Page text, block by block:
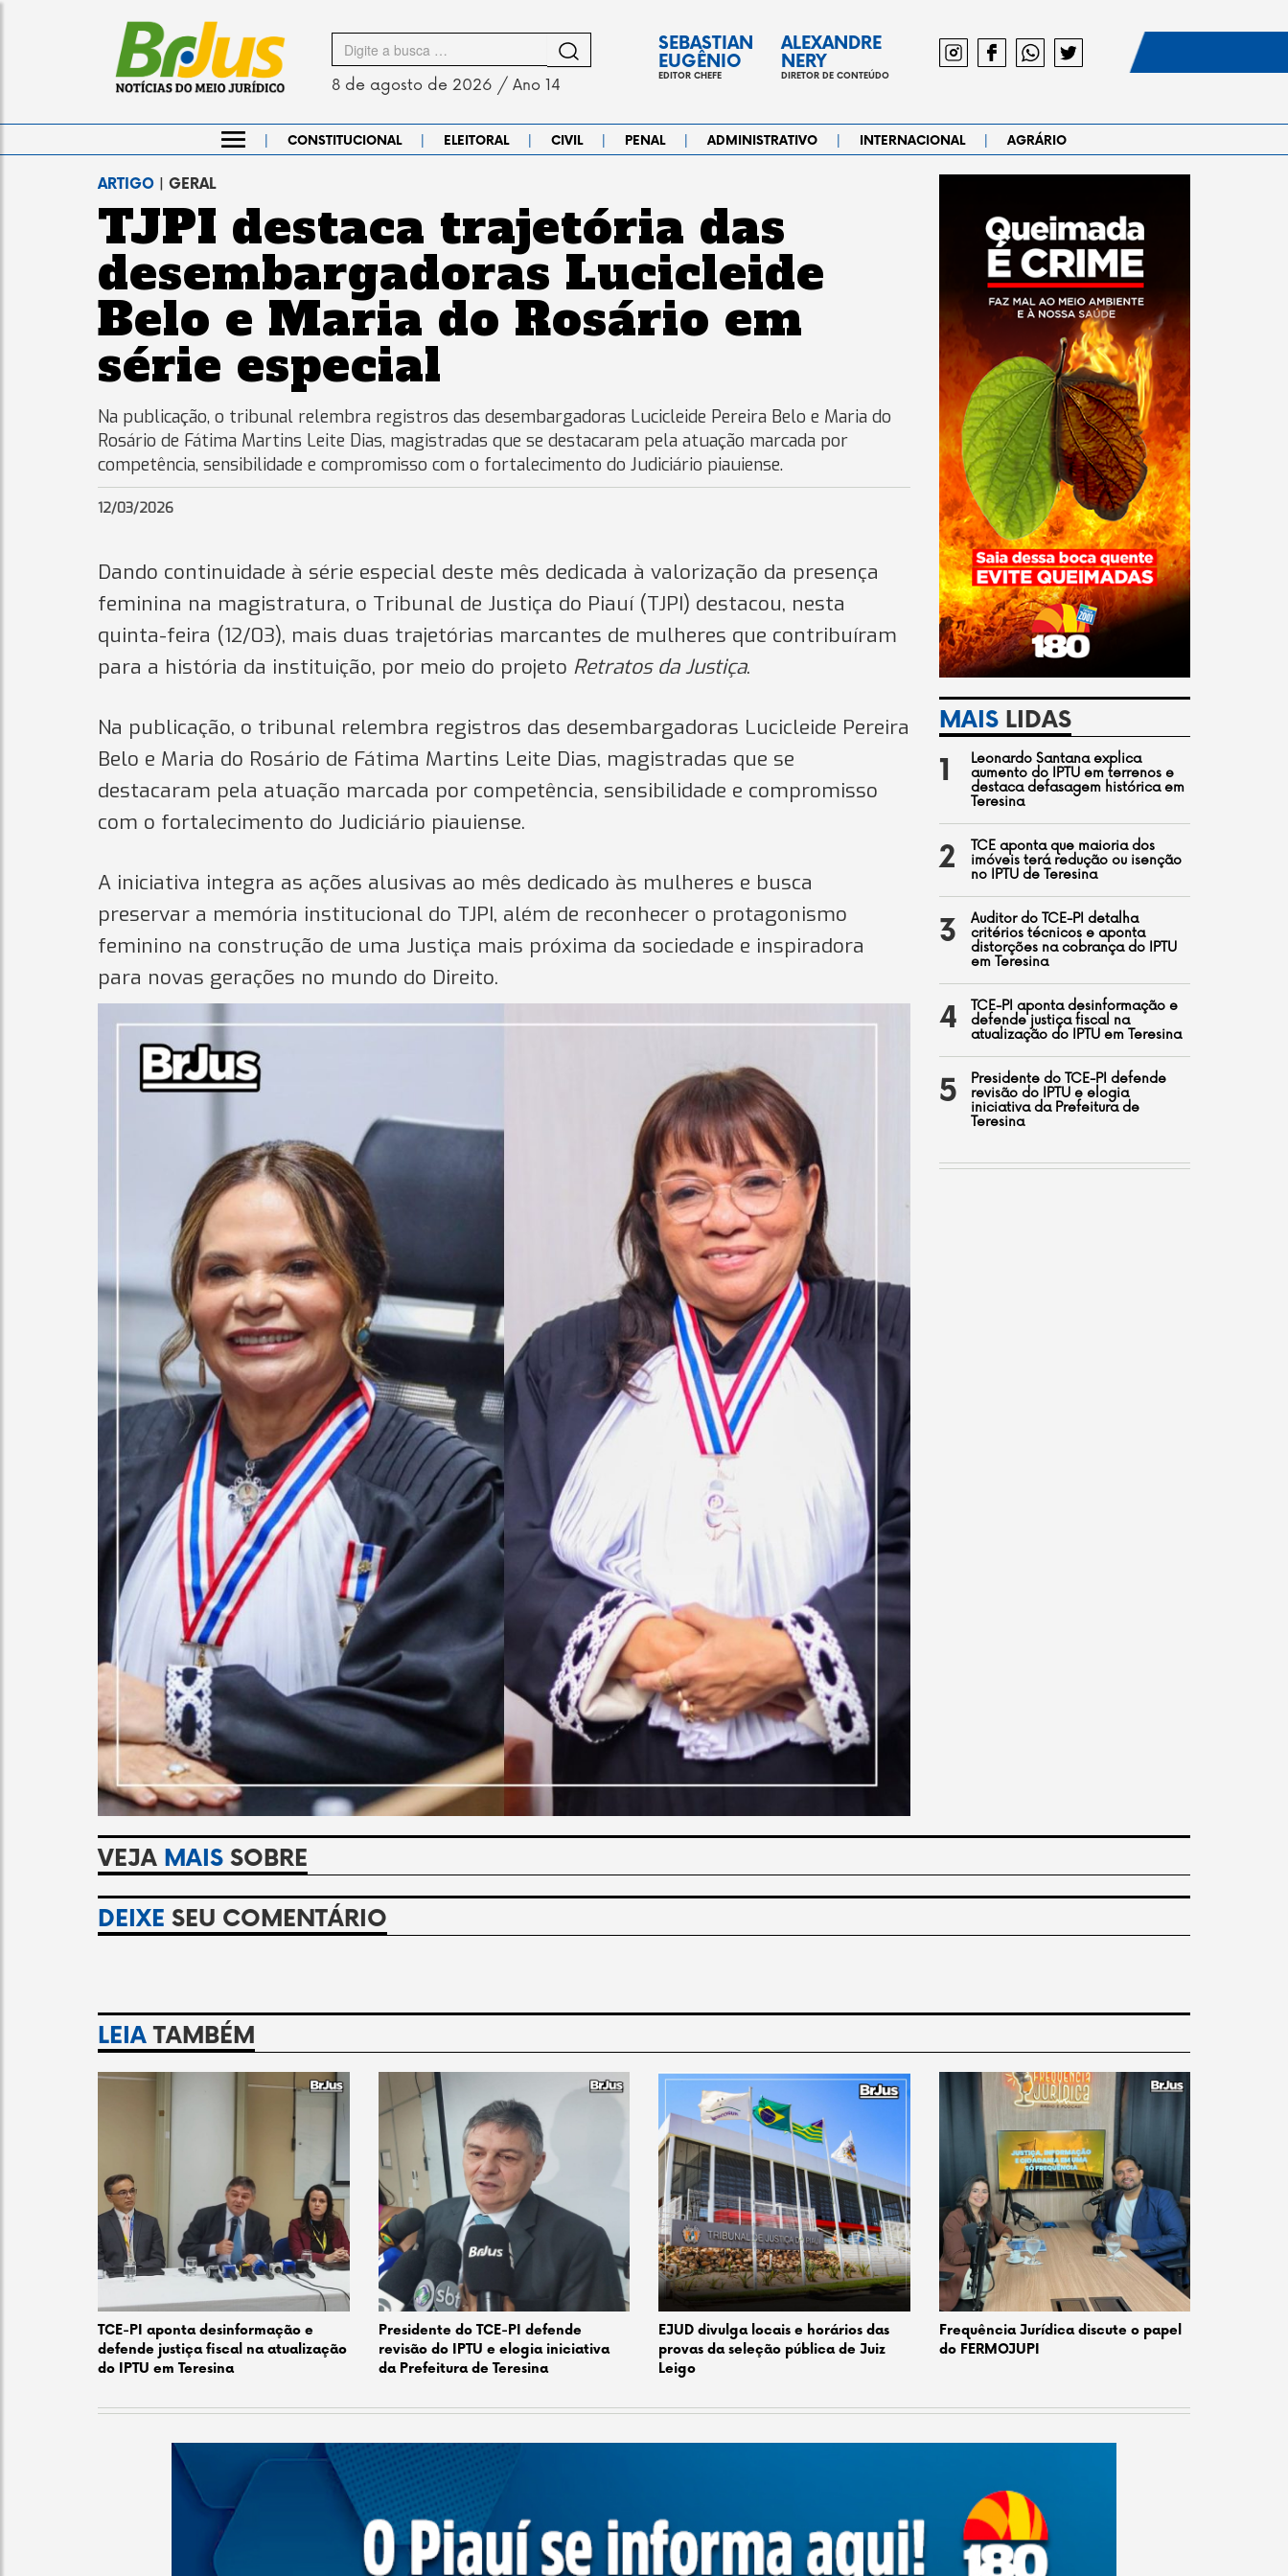
Search
for
8 de agosto de 2026 / Ano 14
SEBASTIAN
EUGÊNIO
EDITOR CHEFE
ALEXANDRE
NERY
DIRETOR DE CONTEÚDO
| CONSTITUCIONAL | ELEITORAL | CIVIL | PENAL | ADMINISTRATIVO | INTERNACIONAL | AGRÁRIO
ARTIGO | GERAL
TJPI destaca trajetória das
desembargadoras Lucicleide
Belo e Maria do Rosário em
série especial
Na publicação, o tribunal relembra registros das desembargadoras Lucicleide Pereira Belo e Maria do
Rosário de Fátima Martins Leite Dias, magistradas que se destacaram pela atuação marcada por
competência, sensibilidade e compromisso com o fortalecimento do Judiciário piauiense.
12/03/2026
Dando continuidade à série especial deste mês dedicada à valorização da presença
feminina na magistratura, o Tribunal de Justiça do Piauí (TJPI) destacou, nesta
quinta-feira (12/03), mais duas trajetórias marcantes de mulheres que contribuíram
para a história da instituição, por meio do projeto Retratos da Justiça.
Na publicação, o tribunal relembra registros das desembargadoras Lucicleide Pereira
Belo e Maria do Rosário de Fátima Martins Leite Dias, magistradas que se
destacaram pela atuação marcada por competência, sensibilidade e compromisso
com o fortalecimento do Judiciário piauiense.
A iniciativa integra as ações alusivas ao mês dedicado às mulheres e busca
preservar a memória institucional do TJPI, além de reconhecer o protagonismo
feminino na construção de uma Justiça mais próxima da sociedade e inspiradora
para novas gerações no mundo do Direito.
MAISLIDAS
1
Leonardo Santana explica
aumento do IPTU em terrenos e
destaca defasagem histórica em
Teresina
2
TCE aponta que maioria dos
imóveis terá redução ou isenção
no IPTU de Teresina
3
Auditor do TCE-PI detalha
critérios técnicos e aponta
distorções na cobrança do IPTU
em Teresina
4
TCE-PI aponta desinformação e
defende justiça fiscal na
atualização do IPTU em Teresina
5
Presidente do TCE-PI defende
revisão do IPTU e elogia
iniciativa da Prefeitura de
Teresina
VEJA MAIS SOBRE
DEIXE SEU COMENTÁRIO
LEIA TAMBÉM
TCE-PI aponta desinformação e
defende justiça fiscal na atualização
do IPTU em Teresina
Presidente do TCE-PI defende
revisão do IPTU e elogia iniciativa
da Prefeitura de Teresina
EJUD divulga locais e horários das
provas da seleção pública de Juiz
Leigo
Frequência Jurídica discute o papel
do FERMOJUPI